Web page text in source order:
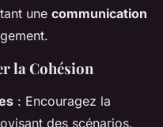
une communication
la Cohésion
: Encouragez la
des scénarios.